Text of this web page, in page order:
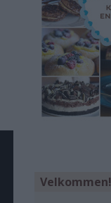
Velkommen!